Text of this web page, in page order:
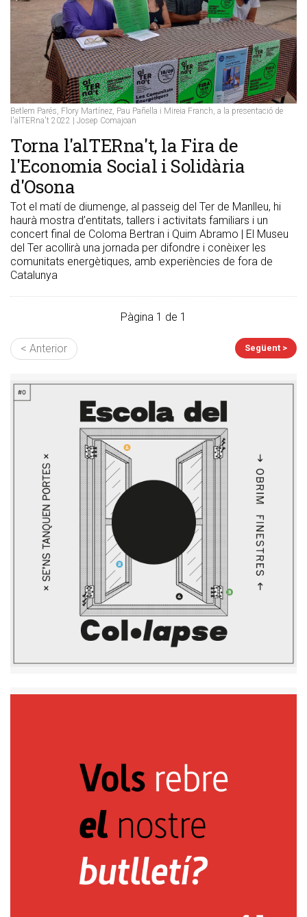
Betlem Parés, Flory Martínez, Pau Pañella i Mireia Franch, a la presentació de
l'alTERna't 2022 | Josep Comajoan
Torna l'alTERna't, la Fira de
l'Economia Social i Solidària
d'Osona
Tot el matí de diumenge, al passeig del Ter de Manlleu, hi
haurà mostra d’entitats, tallers i activitats familiars i un
concert final de Coloma Bertran i Quim Abramo | El Museu
del Ter acollirà una jornada per difondre i conèixer les
comunitats energètiques, amb experiències de fora de
Catalunya
Pàgina 1 de 1
< Anterior Següent >